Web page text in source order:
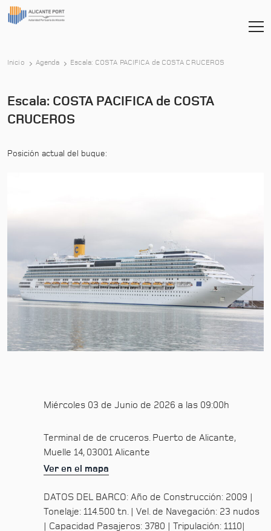
Inicio Agenda Escala: COSTA PACIFICA de COSTA CRUCEROS
Escala: COSTA PACIFICA de COSTA
CRUCEROS
Posición actual del buque:
Miércoles 03 de Junio de 2026 a las 09:00h
Terminal de de cruceros. Puerto de Alicante,
Muelle 14, 03001 Alicante
Ver en el mapa
DATOS DEL BARCO: Año de Construcción: 2009 |
Tonelaje: 114.500 tn. | Vel. de Navegación: 23 nudos
| Capacidad Pasajeros: 3780 | Tripulación: 1110|